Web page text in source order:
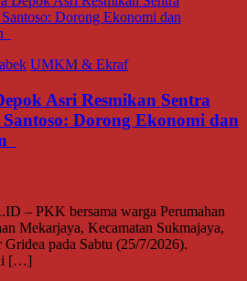
UMKM & Ekraf
Asri Resmikan Sentra
Dorong Ekonomi dan
– PKK bersama warga Perumahan
Mekarjaya, Kecamatan Sukmajaya,
pada Sabtu (25/7/2026).
[…]